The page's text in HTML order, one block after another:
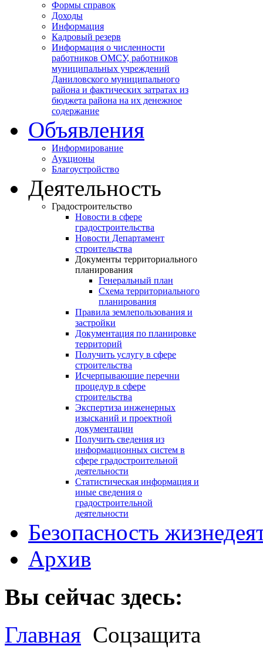
Формы справок
Доходы
Информация
Кадровый резерв
Информация о численности
работников ОМСУ, работников
муниципальных учреждений
Даниловского муниципального
района и фактических затратах из
бюджета района на их денежное
содержание
Объявления
Информирование
Аукционы
Благоустройство
Деятельность
Градостроительство
Новости в сфере
градостроительства
Новости Департамент
строительства
Документы территориального
планирования
Генеральный план
Схема территориального
планирования
Правила землепользования и
застройки
Документация по планировке
территорий
Получить услугу в сфере
строительства
Исчерпывающие перечни
процедур в сфере
строительства
Экспертиза инженерных
изысканий и проектной
документации
Получить сведения из
информационных систем в
сфере градостроительной
деятельности
Статистическая информация и
иные сведения о
градостроительной
деятельности
Безопасность
Архив
Вы сейчас здесь:
Главная Соцзащита